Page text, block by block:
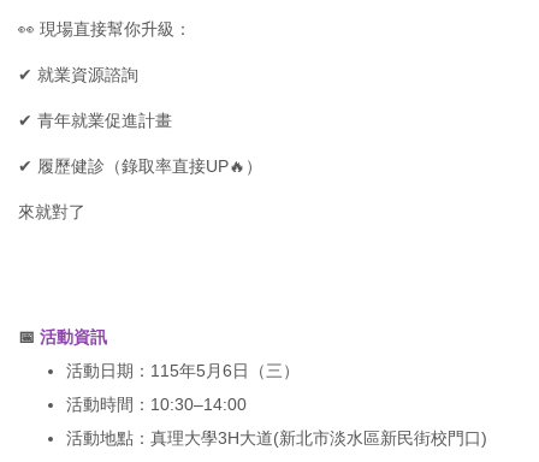
👀 現場直接幫你升級：
✔ 就業資源諮詢
✔ 青年就業促進計畫
✔ 履歷健診（錄取率直接UP🔥）
來就對了
📅 活動資訊
活動日期：115年5月6日（三）
活動時間：10:30–14:00
活動地點：真理大學3H大道(新北市淡水區新民街校門口)